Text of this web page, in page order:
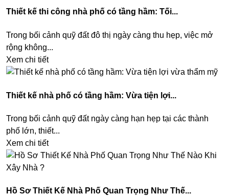
Thiết kế thi công nhà phố có tầng hầm: Tối...
Trong bối cảnh quỹ đất đô thị ngày càng thu hẹp, việc mở
rộng không...
Xem chi tiết
Thiết kế nhà phố có tầng hầm: Vừa tiện lợi...
Trong bối cảnh quỹ đất ngày càng hạn hẹp tại các thành
phố lớn, thiết...
Xem chi tiết
Hồ Sơ Thiết Kế Nhà Phố Quan Trọng Như Thế...